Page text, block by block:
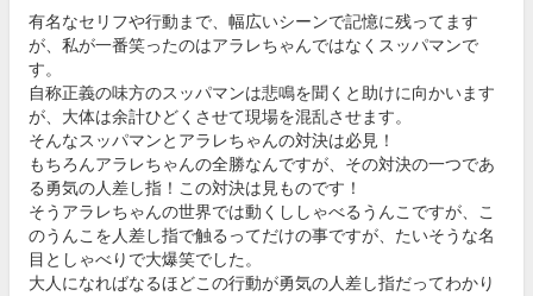
有名なセリフや行動まで、幅広いシーンで記憶に残ってます
が、私が一番笑ったのはアラレちゃんではなくスッパマンで
す。
自称正義の味方のスッパマンは悲鳴を聞くと助けに向かいます
が、大体は余計ひどくさせて現場を混乱させます。
そんなスッパマンとアラレちゃんの対決は必見！
もちろんアラレちゃんの全勝なんですが、その対決の一つであ
る勇気の人差し指！この対決は見ものです！
そうアラレちゃんの世界では動くししゃべるうんこですが、こ
のうんこを人差し指で触るってだけの事ですが、たいそうな名
目としゃべりで大爆笑でした。
大人になればなるほどこの行動が勇気の人差し指だってわかり